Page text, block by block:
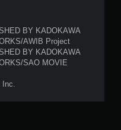
，
共
2
BY KADOKAWA
AWIB Project
BY KADOKAWA
SAO MOVIE